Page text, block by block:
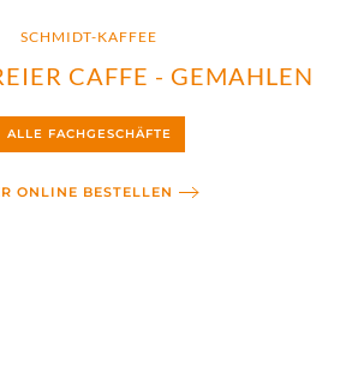
SCHMIDT-KAFFEE
CAFFE - GEMAHLEN
ALLE FACHGESCHÄFTE
ONLINE BESTELLEN